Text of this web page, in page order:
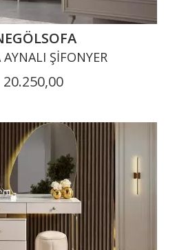
ŞIFONYER
20.250,00